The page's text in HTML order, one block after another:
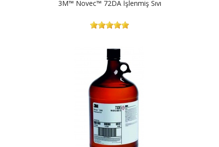
3M™ Novec™ 72DA İşlenmiş Sıvı